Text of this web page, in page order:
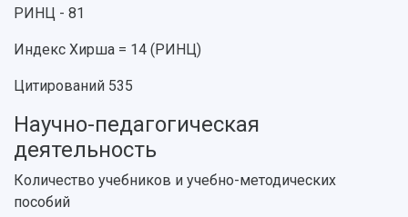
Устойчивое развитие
Кампус
Музеи
Учебный аэродром
Центр истории авиационных двигателей
Ботанический сад
Умный дом бабочек
Международный межвузовский кампус
Противодействие COVID-19
Журналы Самарского университета
Патенты
Публикации и издания
Отчеты о проведенных конференциях
РИНЦ - 81
Индекс Хирша = 14 (РИНЦ)
Цитирований 535
Научно-педагогическая
деятельность
Количество учебников и учебно-методических
пособий